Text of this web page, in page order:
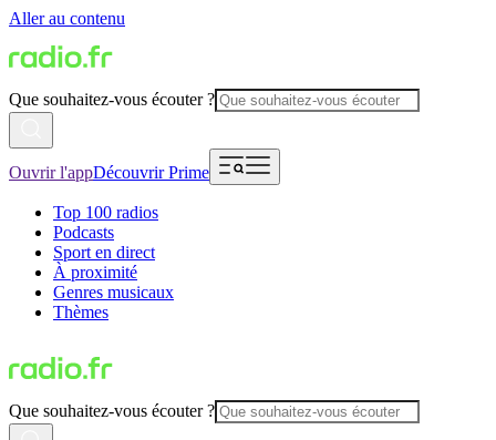
Aller au contenu
Que souhaitez-vous écouter ?
Ouvrir l'appDécouvrir Prime
Top 100 radios
Podcasts
Sport en direct
À proximité
Genres musicaux
Thèmes
Que souhaitez-vous écouter ?